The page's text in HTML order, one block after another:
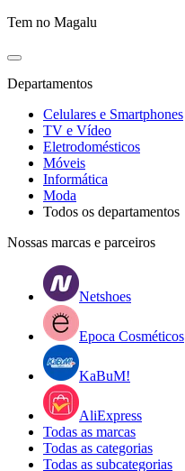
Tem no Magalu
Departamentos
Celulares e Smartphones
TV e Vídeo
Eletrodomésticos
Móveis
Informática
Moda
Todos os departamentos
Nossas marcas e parceiros
Netshoes
Epoca Cosméticos
KaBuM!
AliExpress
Todas as marcas
Todas as categorias
Todas as subcategorias